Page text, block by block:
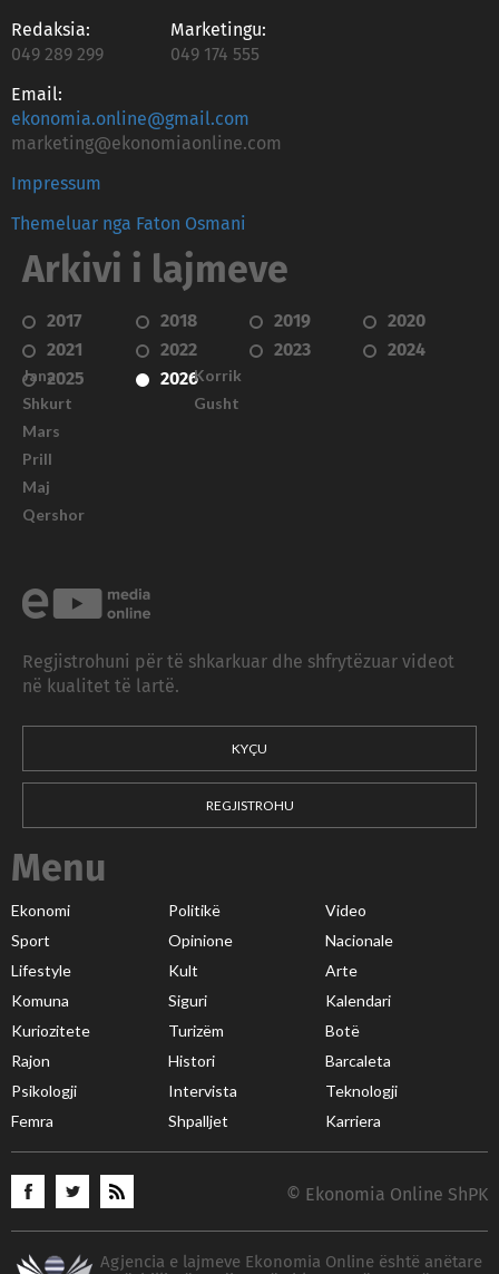
Redaksia:
049 289 299
Marketingu:
049 174 555
Email:
ekonomia.online@gmail.com
marketing@ekonomiaonline.com
Impressum
Themeluar nga Faton Osmani
Arkivi i lajmeve
2017 2018 2019
2020
2021
2022 2023
2024
2025
2026
Janar
Shkurt
Mars
Prill
Maj
Qershor
Korrik
Gusht
Regjistrohuni për të shkarkuar dhe shfrytëzuar videot
në kualitet të lartë.
KYÇU
REGJISTROHU
Menu
Ekonomi Politikë
Video
Sport
Opinione
Nacionale
Lifestyle
Kult
Arte
Komuna
Siguri
Kalendari
Kuriozitete
Turizëm
Botë
Rajon
Histori
Barcaleta
Psikologji
Intervista
Teknologji
Femra
Shpalljet Karriera
© Ekonomia Online ShPK
Agjencia e lajmeve Ekonomia Online është anëtare